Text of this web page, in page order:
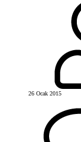
26 Ocak 2015